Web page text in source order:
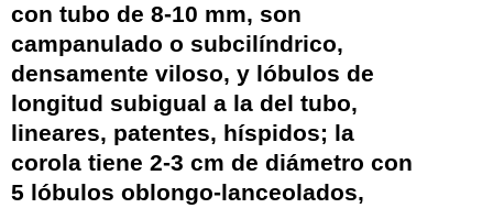
con tubo de 8-10 mm, son
campanulado o subcilíndrico,
densamente viloso, y lóbulos de
longitud subigual a la del tubo,
lineares, patentes, híspidos; la
corola tiene 2-3 cm de diámetro con
5 lóbulos oblongo-lanceolados,